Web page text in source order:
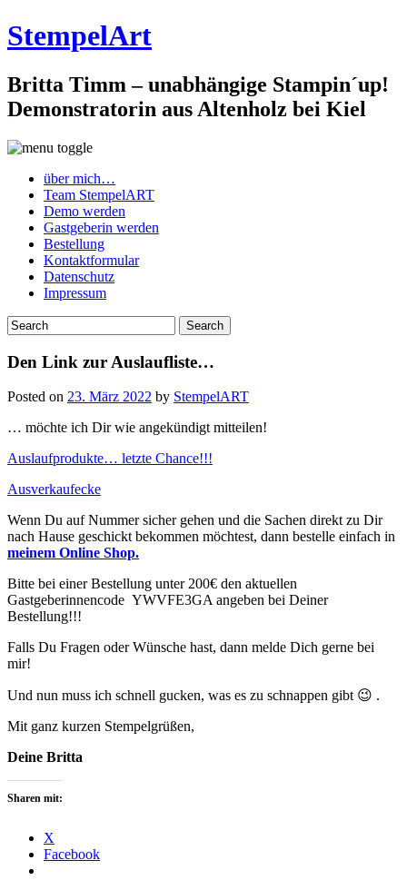
StempelArt
Britta Timm – unabhängige Stampin´up!
Demonstratorin aus Altenholz bei Kiel
über mich…
Team StempelART
Demo werden
Gastgeberin werden
Bestellung
Kontaktformular
Datenschutz
Impressum
Den Link zur Auslaufliste…
Posted on 23. März 2022 by StempelART
… möchte ich Dir wie angekündigt mitteilen!
Auslaufprodukte… letzte Chance!!!
Ausverkaufecke
Wenn Du auf Nummer sicher gehen und die Sachen direkt zu Dir
nach Hause geschickt bekommen möchtest, dann bestelle einfach in
meinem Online Shop.
Bitte bei einer Bestellung unter 200€ den aktuellen
Gastgeberinnencode YWVFE3GA angeben bei Deiner
Bestellung!!!
Falls Du Fragen oder Wünsche hast, dann melde Dich gerne bei
mir!
Und nun muss ich schnell gucken, was es zu schnappen gibt 😉 .
Mit ganz kurzen Stempelgrüßen,
Deine Britta
Sharen mit:
X
Facebook